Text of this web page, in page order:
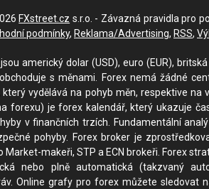
FXstreet.cz s.r.o. - Závazná pravidla pro
podmínky, Reklama/Advertising, RSS,
americký dolar (USD), euro (EUR),
s měnami. Forex nemá žádné
vydělává na pohyb měn, respektive
forexu) je forex kalendář, který ukazuje
v finančních trzích. Fundamentální
pohyby. Forex broker je
Market-makeři, STP a ECN brokeři. Forex
nebo plně automatická (takzvaný
Online grafy pro forex můžete sledovat